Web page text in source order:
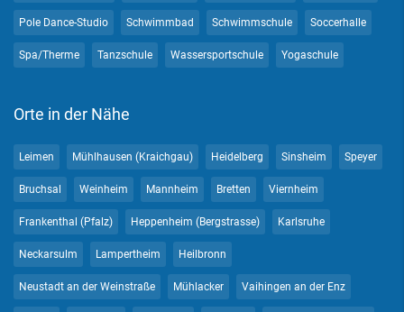
Pole Dance-Studio Schwimmbad Schwimmschule Soccerhalle
Spa/Therme Tanzschule Wassersportschule Yogaschule
Orte in der Nähe
Leimen Mühlhausen (Kraichgau) Heidelberg Sinsheim Speyer
Bruchsal Weinheim Mannheim Bretten Viernheim
Frankenthal (Pfalz) Heppenheim (Bergstrasse) Karlsruhe
Neckarsulm Lampertheim Heilbronn
Neustadt an der Weinstraße Mühlacker Vaihingen an der Enz